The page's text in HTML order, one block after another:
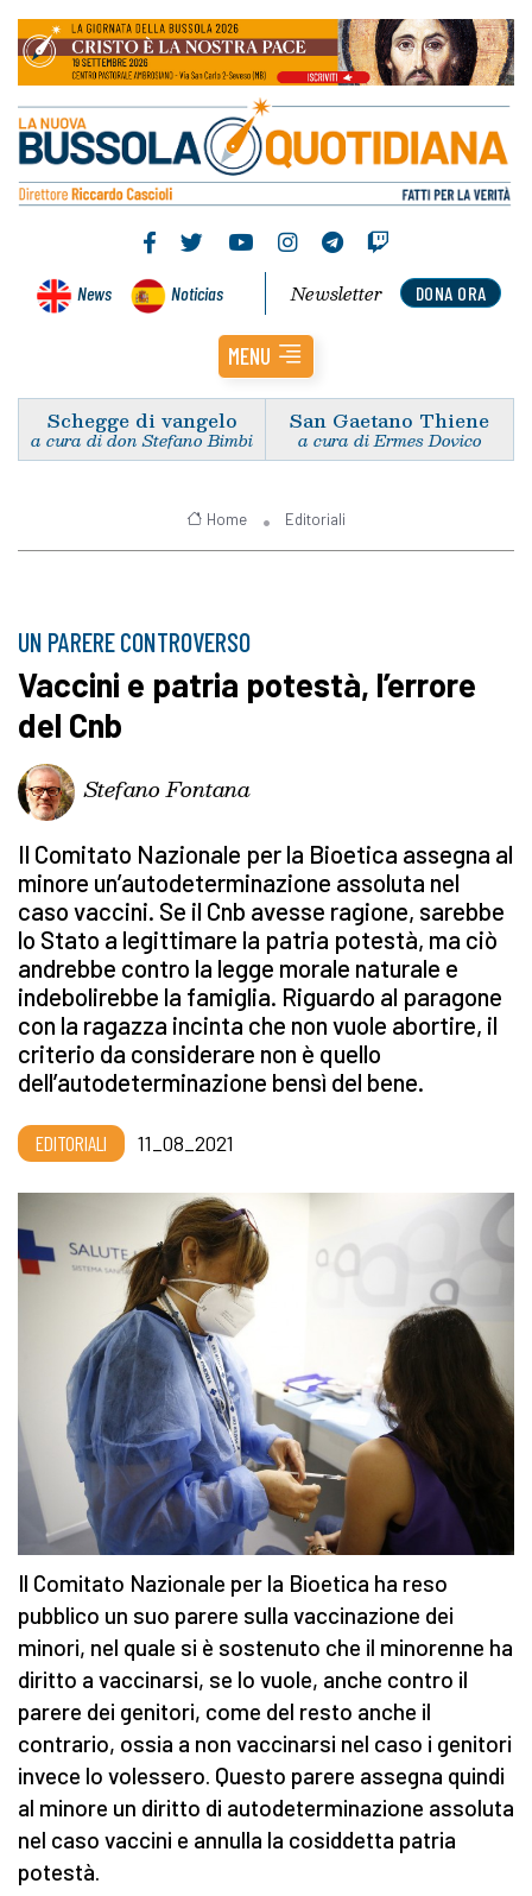
News Noticias DONA ORA
Newsletter
MENU
Schegge di vangelo
a cura di don Stefano Bimbi
San Gaetano Thiene
a cura di Ermes Dovico
Home Editoriali
UN PARERE CONTROVERSO
Vaccini e patria potestà, l’errore
del Cnb
Stefano Fontana
Il Comitato Nazionale per la Bioetica assegna al
minore un’autodeterminazione assoluta nel
caso vaccini. Se il Cnb avesse ragione, sarebbe
lo Stato a legittimare la patria potestà, ma ciò
andrebbe contro la legge morale naturale e
indebolirebbe la famiglia. Riguardo al paragone
con la ragazza incinta che non vuole abortire, il
criterio da considerare non è quello
dell’autodeterminazione bensì del bene.
EDITORIALI 11_08_2021
Il Comitato Nazionale per la Bioetica ha reso
pubblico un suo parere sulla vaccinazione dei
minori, nel quale si è sostenuto che il minorenne ha
diritto a vaccinarsi, se lo vuole, anche contro il
parere dei genitori, come del resto anche il
contrario, ossia a non vaccinarsi nel caso i genitori
invece lo volessero. Questo parere assegna quindi
al minore un diritto di autodeterminazione assoluta
nel caso vaccini e annulla la cosiddetta patria
potestà.